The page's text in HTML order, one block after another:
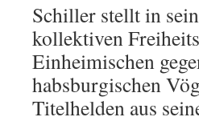
Schiller stellt in
kollektiven
Einheimischen
habsburgischen
Titelhelden aus